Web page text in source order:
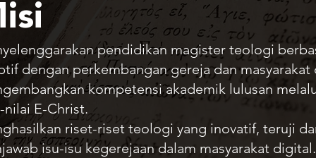
pendidikan magister teologi
dengan perkembangan gereja dan masyarakat
kompetensi akademik lulusan
nilai E-Christ.
riset-riset teologi yang inovatif, teruji
isu-isu kegerejaan dalam masyarakat digital.